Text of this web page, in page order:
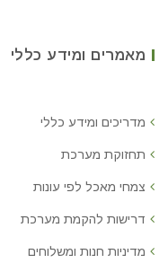
מאמרים ומידע כללי
מדריכים ומידע כללי
תחזוקת מערכת
צמחי מאכל לפי עונות
דרישות להקמת מערכת
מדיניות חנות ומשלוחים